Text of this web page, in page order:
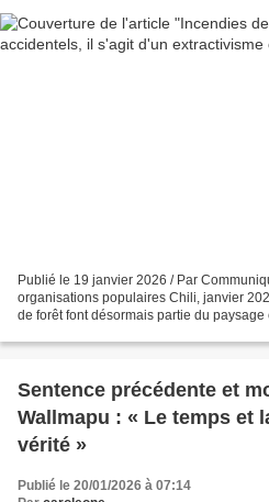
Publié le 19 janvier 2026 / Par
organisations populaires Chili, janvier
de forêt font désormais partie du
Sentence précédente et
Wallmapu : « Le temps et
vérité »
Publié le 20/01/2026 à 07:14